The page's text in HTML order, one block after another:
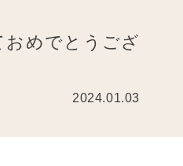
おめでとうござ
2024.01.03